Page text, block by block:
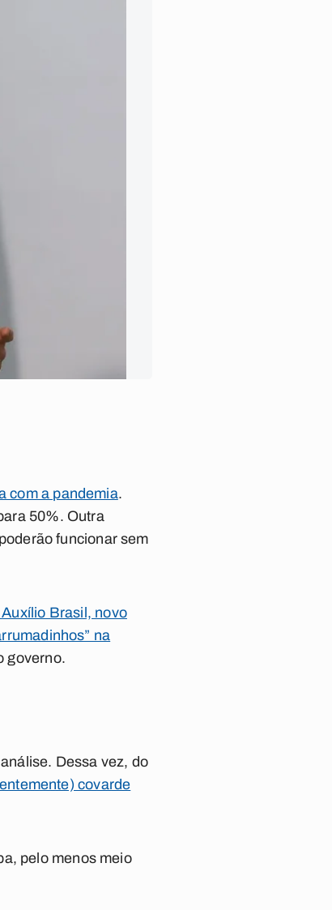
com a pandemia.
50%. Outra
funcionar sem
Brasil, novo
na
governo.
Dessa vez, do
covarde
pelo menos meio